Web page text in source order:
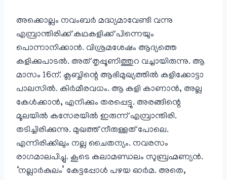
അക്കൊല്ലം നവംബർ മദ്ധ്യമാവേണ്ടി വന്നു
എമ്പ്രാന്തിരിക്ക് കഥകളിക്ക് പിന്നെയും
പൊന്നാനിക്കാൻ. വിശ്രമശേഷം ആദ്യത്തെ
കളിക്കുപാടൽ. അത് തൃപ്പൂണിത്തുറ വച്ചായിരുന്നു. ആ
മാസം 16ന്. ക്ലബ്ബിന്റെ ആഭിമുഖ്യത്തിൽ കളിക്കോട്ടാ
പാലസിൽ. കിർമീരവധം. ആ കളി കാണാൻ, അല്ല
കേൾക്കാൻ, എനിക്കും തരപ്പെട്ടു. അരങ്ങിന്റെ
മൂലയിൽ കസേരയിൽ ഇരുന്ന് എമ്പ്രാന്തിരി.
തടിച്ചിരിക്കുന്നു. മുഖത്ത് നീരുള്ളത് പോലെ.
എന്നിരിക്കിലും നല്ല ചൈതന്യം. നവരസം
രാഗമാലപിച്ചു. കൂടെ കലാമണ്ഡലം സുബ്രഹ്മണ്യൻ.
‘നല്ലാർകുലം’ കേട്ടപ്പോൾ പഴയ ഓർമ. അതെ,